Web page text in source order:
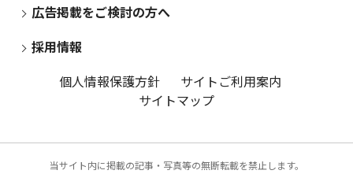
広告掲載をご検討の方へ
採用情報
個人情報保護方針
サイトご利用案内
サイトマップ
当サイト内に掲載の記事・写真等の無断転載を禁止します。